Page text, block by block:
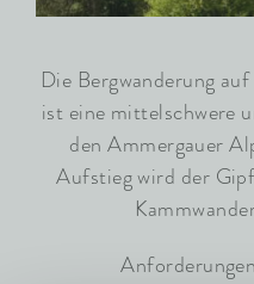
Die Bergwanderung
ist eine mittelschwere
den Ammergauer
Aufstieg wird der